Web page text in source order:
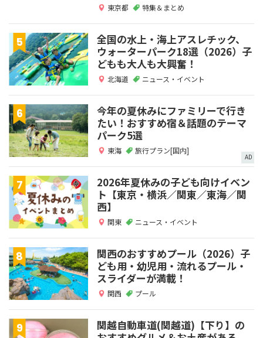
東京都 特集＆まとめ
全国の水上・海上アスレチック、
ウォーターパーク18選（2026）子
どもも大人も大興奮！
北海道 ニュース・イベント
今年の夏休みにファミリーで行き
たい！おすすめ宿＆話題のテーマ
パーク5選
東海 旅行プラン[国内]
AD
2026年夏休みの子ども向けイベン
ト【東京・横浜／関東／東海／関
西】
関東 ニュース・イベント
関西のおすすめプール（2026）子
ども用・幼児用・流れるプール・
スライダーが満載！
関西 プール
関越自動車道(関越道)【下り】の